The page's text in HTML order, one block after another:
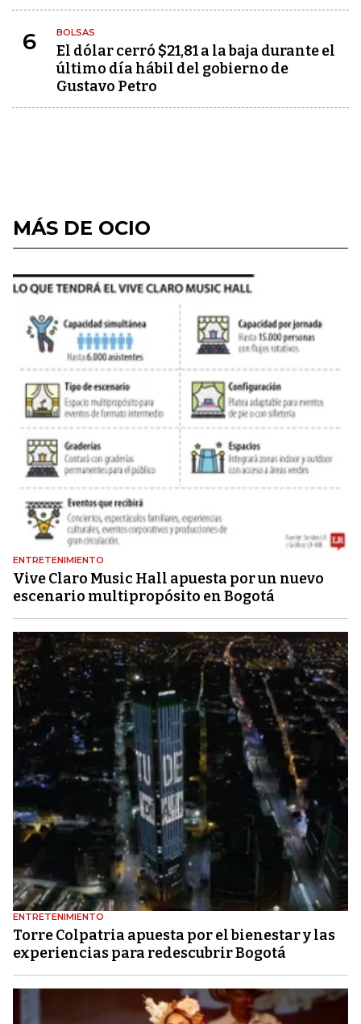
6 BOLSAS
El dólar cerró $21,81 a la baja durante el
último día hábil del gobierno de
Gustavo Petro
MÁS DE OCIO
ENTRETENIMIENTO
Vive Claro Music Hall apuesta por un nuevo
escenario multipropósito en Bogotá
ENTRETENIMIENTO
Torre Colpatria apuesta por el bienestar y las
experiencias para redescubrir Bogotá